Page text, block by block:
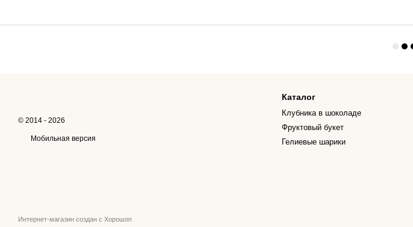
© 2014 - 2026
Мобильная версия
Интернет-магазин создан с Хорошоп
Каталог
Клубника в шоколаде
Фруктовый букет
Гелиевые шарики